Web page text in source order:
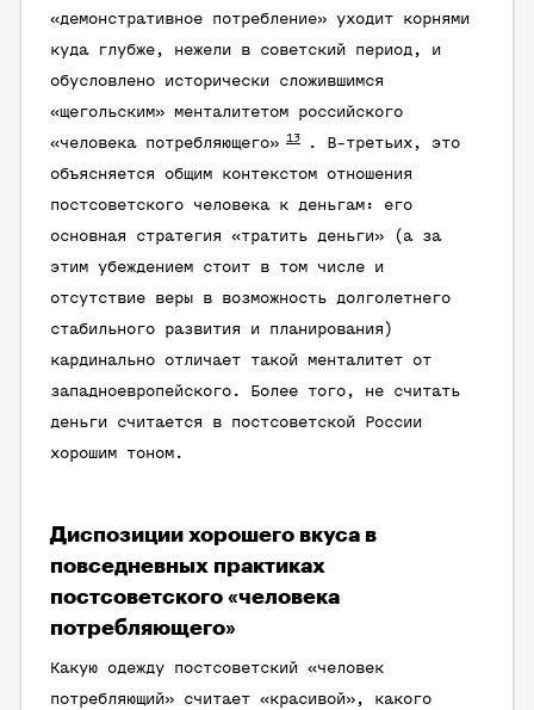
«демонстративное потребление» уходит корнями
куда глубже, нежели в советский период, и
обусловлено исторически сложившимся
«щегольским» менталитетом российского
«человека потребляющего»
13
. В-третьих, это
объясняется общим контекстом отношения
постсоветского человека к деньгам: его
основная стратегия «тратить деньги» (а за
этим убеждением стоит в том числе и
отсутствие веры в возможность долголетнего
стабильного развития и планирования)
кардинально отличает такой менталитет от
западноевропейского. Более того, не считать
деньги считается в постсоветской России
хорошим тоном.
Диспозиции хорошего вкуса в
повседневных практиках
постсоветского «человека
потребляющего»
Какую одежду постсоветский «человек
потребляющий» считает «красивой», какого